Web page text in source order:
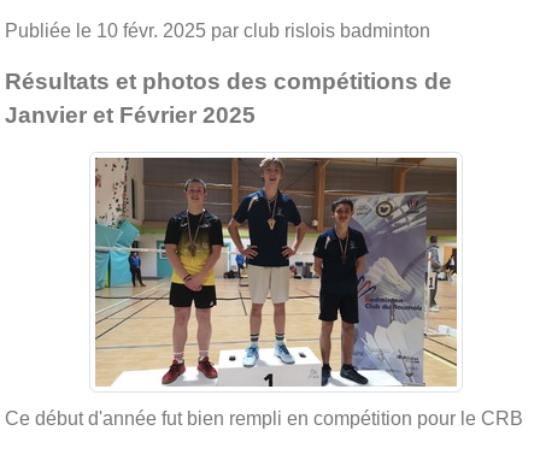
Publiée le 10 févr. 2025 par club rislois badminton
Résultats et photos des compétitions de
Janvier et Février 2025
Ce début d'année fut bien rempli en compétition pour le CRB